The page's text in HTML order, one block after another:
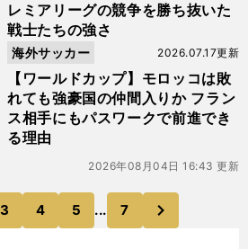
レミアリーグの競争を勝ち抜いた
戦士たちの強さ
【ワールドカップ】モロッコは敗
れても強豪国の仲間入りか フラン
ス相手にもパスワークで前進でき
る理由
2026.07.17更新
海外サッカー
2026年08月04日 16:43 更新
3 4 5 ... 7